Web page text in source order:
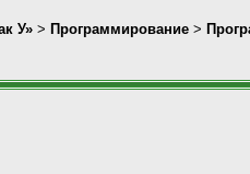
У» > Программирование >